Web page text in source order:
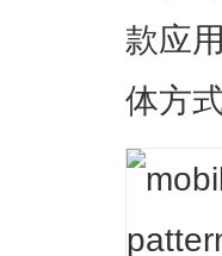
款应
体方